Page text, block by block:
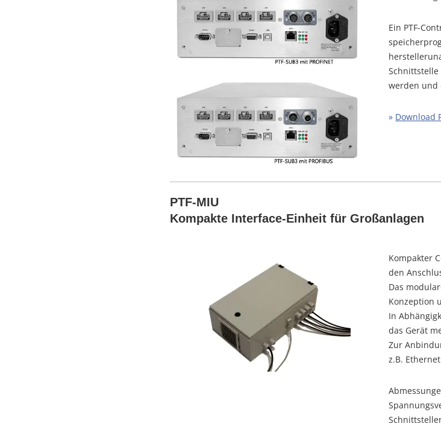
Ein PTF-
werden und
» Download
PTF-MIU
Kompakte Interface-Einheit für Großanlagen
Kompakter
den
Das
Konzeption
In
das Gerät
Zur
z.B.